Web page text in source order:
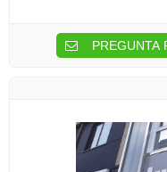
PREGUNTA